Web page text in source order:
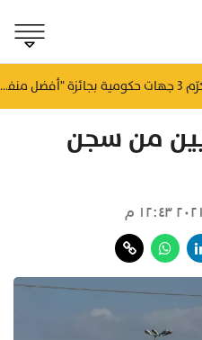
منذ ١٨ ساعة محافظ الظاهرة يُكرّم 3 جهات حكومية بجائزة "أفضل منفذ تقديم خدمة" لعام 2025
من سجن